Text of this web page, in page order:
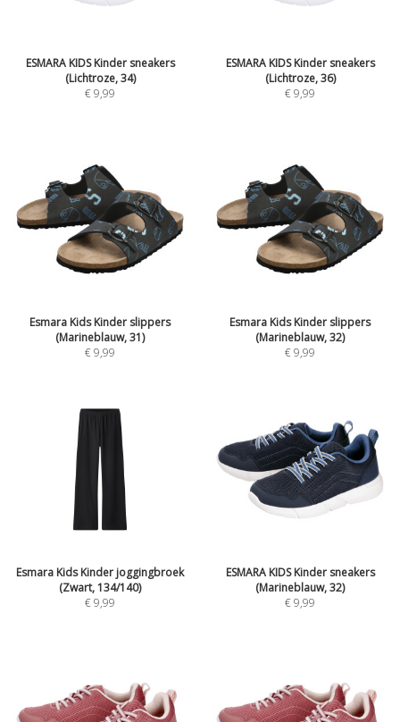
ESMARA KIDS Kinder sneakers
(Lichtroze, 34)
€9,99
ESMARA KIDS Kinder sneakers
(Lichtroze, 36)
€9,99
Esmara Kids Kinder slippers
(Marineblauw, 31)
€9,99
Esmara Kids Kinder slippers
(Marineblauw, 32)
€9,99
Esmara Kids Kinder joggingbroek
(Zwart, 134/140)
€9,99
ESMARA KIDS Kinder sneakers
(Marineblauw, 32)
€9,99